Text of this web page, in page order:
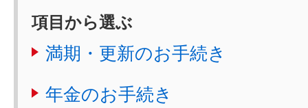
項目から選ぶ
満期・更新のお手続き
年金のお手続き